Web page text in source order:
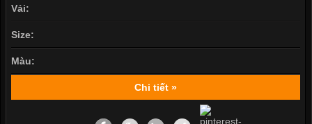
Vải:
Size:
Màu:
Chi tiết »